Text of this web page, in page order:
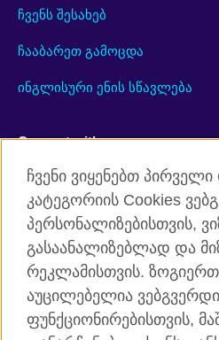
ჩვენს შესახებ
ჩააბარეთ გამოცდა
ინგლისური ენის სწავლება
Connect with us
Facebook
YouTube
Instagram
ჩვენი ვიყენებთ პირველი
კატეგორიის Cookies
პერსონალიზებისთვის,
გასაანალიზებლად და
რეკლამისთვის.
აუცილებელია
ფუნქციონირებისთვის,